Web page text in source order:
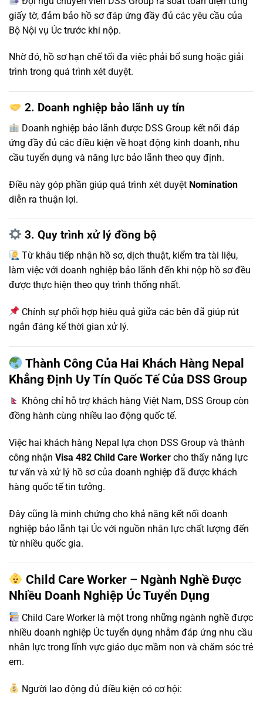
giấy tờ, đảm bảo hồ sơ đáp ứng đầy đủ các yêu cầu của
Bộ Nội vụ Úc trước khi nộp.
Nhờ đó, hồ sơ hạn chế tối đa việc phải bổ sung hoặc giải
trình trong quá trình xét duyệt.
2. Doanh nghiệp bảo lãnh uy tín
Doanh nghiệp bảo lãnh được DSS Group kết nối đáp
ứng đầy đủ các điều kiện về hoạt động kinh doanh, nhu
cầu tuyển dụng và năng lực bảo lãnh theo quy định.
Điều này góp phần giúp quá trình xét duyệt Nomination
diễn ra thuận lợi.
3. Quy trình xử lý đồng bộ
Từ khâu tiếp nhận hồ sơ, dịch thuật, kiểm tra tài liệu,
làm việc với doanh nghiệp bảo lãnh đến khi nộp hồ sơ đều
được thực hiện theo quy trình thống nhất.
Chính sự phối hợp hiệu quả giữa các bên đã giúp rút
ngắn đáng kể thời gian xử lý.
Thành Công Của Hai Khách Hàng Nepal
Khẳng Định Uy Tín Quốc Tế Của DSS Group
Không chỉ hỗ trợ khách hàng Việt Nam, DSS Group còn
đồng hành cùng nhiều lao động quốc tế.
Việc hai khách hàng Nepal lựa chọn DSS Group và thành
công nhận Visa 482 Child Care Worker cho thấy năng lực
tư vấn và xử lý hồ sơ của doanh nghiệp đã được khách
hàng quốc tế tin tưởng.
Đây cũng là minh chứng cho khả năng kết nối doanh
nghiệp bảo lãnh tại Úc với nguồn nhân lực chất lượng đến
từ nhiều quốc gia.
Child Care Worker – Ngành Nghề Được
Nhiều Doanh Nghiệp Úc Tuyển Dụng
Child Care Worker là một trong những ngành nghề được
nhiều doanh nghiệp Úc tuyển dụng nhằm đáp ứng nhu cầu
nhân lực trong lĩnh vực giáo dục mầm non và chăm sóc trẻ
em.
Người lao động đủ điều kiện có cơ hội: